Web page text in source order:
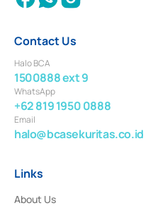
Contact Us
Halo BCA
1500888 ext 9
WhatsApp
+62 819 1950 0888
Email
halo@bcasekuritas.co.id
Links
About Us